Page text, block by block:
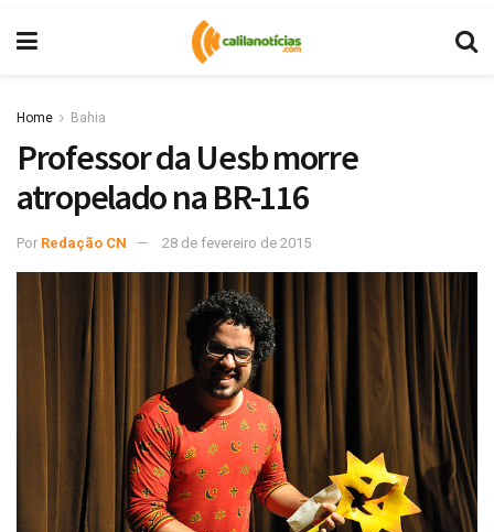
Home Bahia
Professor da Uesb morre
atropelado na BR-116
Por Redação CN 28 de fevereiro de 2015